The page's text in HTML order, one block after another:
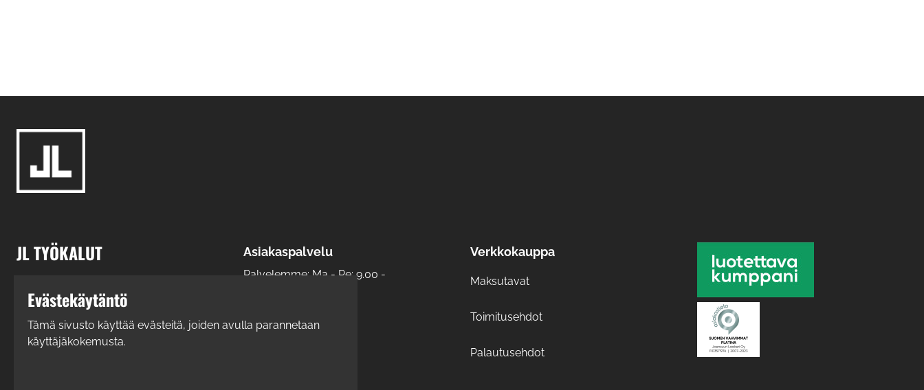
Evästekäytäntö
Tämä sivusto käyttää evästeitä, joiden avulla parannetaan
käyttäjäkokemusta.
JL TYÖKALUT
Kuurnankatu 29, 80130 Joensuu
Y-tunnus: 0357197-6
Asiakaspalvelu
Palvelemme: Ma - Pe: 9.00 -
010 396 9200
Verkkokauppa
Maksutavat
Toimitusehdot
Palautusehdot